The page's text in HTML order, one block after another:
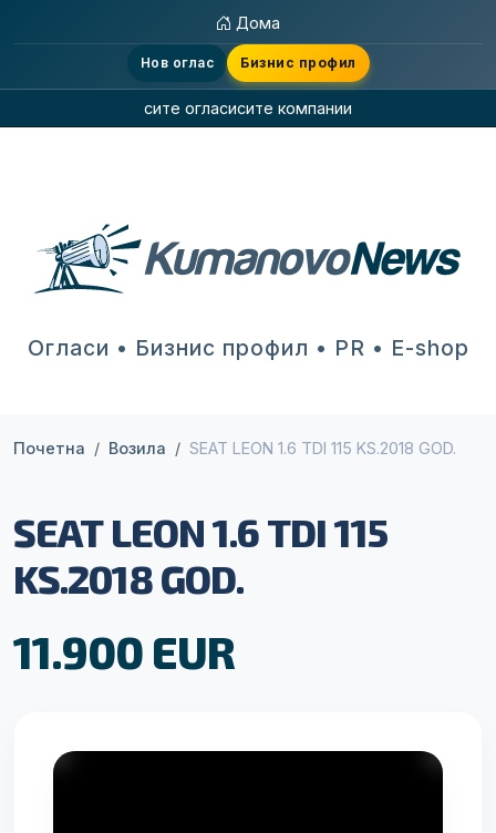
Дома
Нов оглас Бизнис профил
сите огласисите компании
Огласи • Бизнис профил • PR • E-shop
Почетна Возила SEAT LEON 1.6 TDI 115 KS.2018 GOD.
SEAT LEON 1.6 TDI 115
KS.2018 GOD.
11.900 EUR